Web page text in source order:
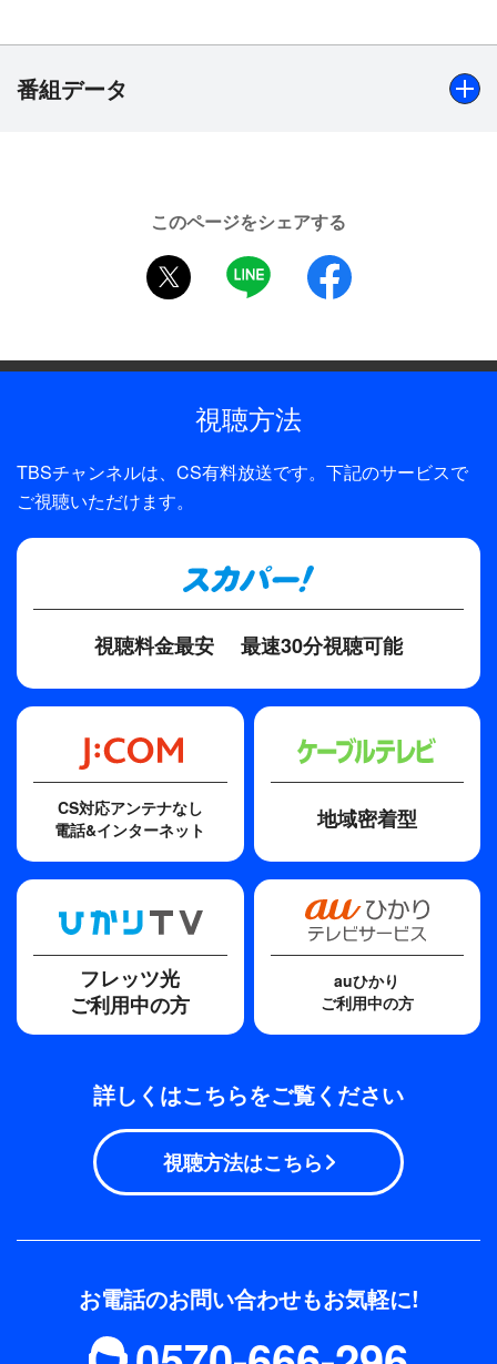
番組データ
佐藤楓（乃木坂46）、新内眞衣（乃木坂46）、樋口日奈
ンクドラゴン）、ニック（タイムボム）、安河内哲也（東
進ハイスクール）
2020年
このページをシェアする
twitter
LINE
視聴方法
TBSチャンネルは、CS有料放送です。下記のサービスで
ご視聴いただけます。
視聴料金最安 最速30分視聴可能
CS対応アンテナなし
電話&インターネット
地域密着型
フレッツ光
ご利用中の方
auひかり
ご利用中の方
詳しくはこちらをご覧ください
視聴方法はこちら
お電話のお問い合わせもお気軽に!